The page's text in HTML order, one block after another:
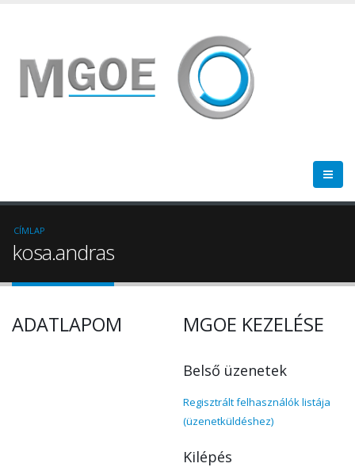
CÍMLAP
kosa.andras
ADATLAPOM MGOE KEZELÉSE
Belső üzenetek
Regisztrált felhasználók listája
(üzenetküldéshez)
Kilépés